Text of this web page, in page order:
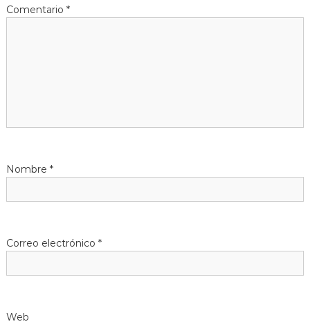
Comentario *
Nombre *
Correo electrónico *
Web